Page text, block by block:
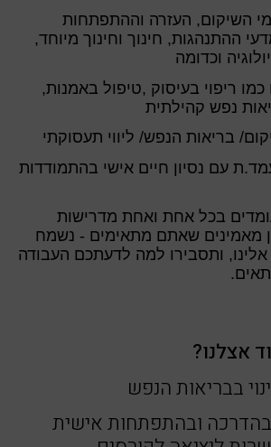
השיקום, העזרה וההתפתחות
ההתנהגות, חינוך וחינוך מיוחד,
וכדומה
כמו ריפוי בעיסוק ,טיפול באמנות,
נפש קהילתית
בריאות הנפש/ ליווי תעסוקתי
עם נסיון חיים אישי בהתמודדות
בכל אחת ואחת מדרישות
מאמינים שאתם מתאימים - נשמח
ותסבירו למה לדעתכם העבודה
אצלנו?
בבריאות הנפש
ובהתפתחות אישית